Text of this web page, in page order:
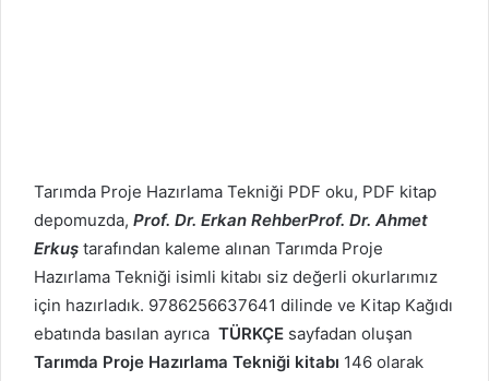
Tarımda Proje Hazırlama Tekniği PDF oku, PDF kitap
depomuzda, Prof. Dr. Erkan RehberProf. Dr. Ahmet
Erkuş tarafından kaleme alınan Tarımda Proje
Hazırlama Tekniği isimli kitabı siz değerli okurlarımız
için hazırladık. 9786256637641 dilinde ve Kitap Kağıdı
ebatında basılan ayrıca TÜRKÇE sayfadan oluşan
Tarımda Proje Hazırlama Tekniği kitabı 146 olarak